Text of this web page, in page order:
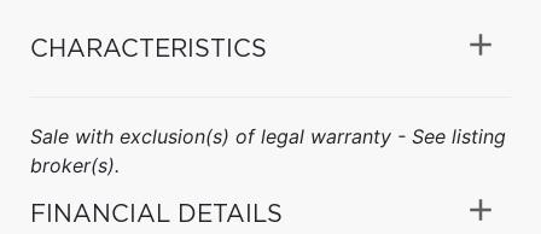
CHARACTERISTICS
Sale with exclusion(s) of legal warranty - See listing
broker(s).
FINANCIAL DETAILS